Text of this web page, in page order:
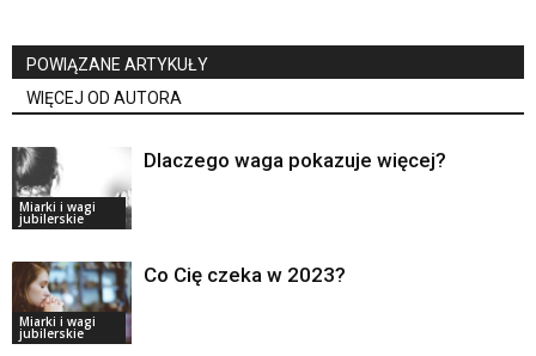
POWIĄZANE ARTYKUŁY
WIĘCEJ OD AUTORA
Miarki i wagi
jubilerskie
Dlaczego waga pokazuje więcej?
Miarki i wagi
jubilerskie
Co Cię czeka w 2023?